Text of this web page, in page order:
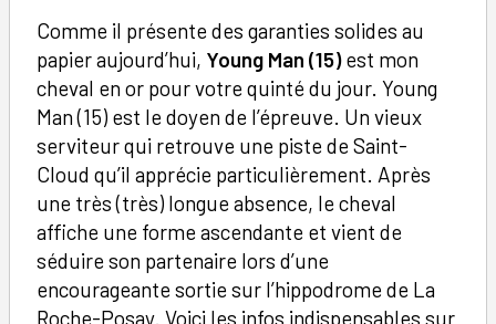
Comme il présente des garanties solides au
papier aujourd’hui, Young Man (15)est mon
cheval en or pour votre quinté du jour. Young
Man (15) est le doyen de l’épreuve. Un vieux
serviteur qui retrouve une piste de Saint-
Cloud qu’il apprécie particulièrement. Après
une très (très) longue absence, le cheval
affiche une forme ascendante et vient de
séduire son partenaire lors d’une
encourageante sortie sur l’hippodrome de La
Roche-Posay. Voici les infos indispensables sur